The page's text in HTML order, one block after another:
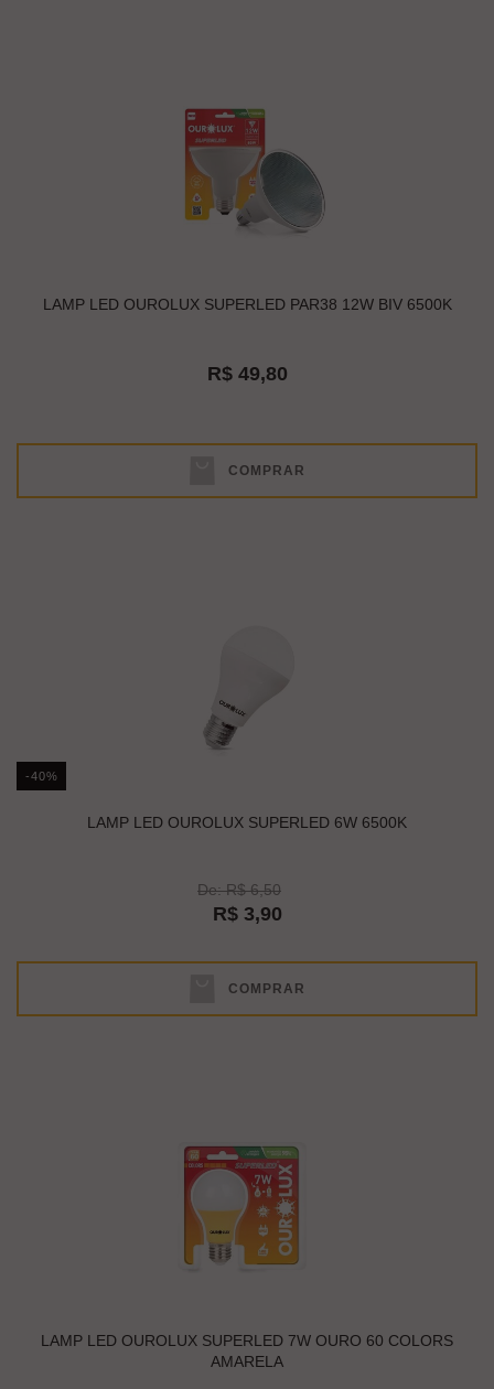
LAMP LED OUROLUX SUPERLED PAR38 12W BIV 6500K
R$ 49,80
COMPRAR
-40%
LAMP LED OUROLUX SUPERLED 6W 6500K
De: R$ 6,50
R$ 3,90
COMPRAR
LAMP LED OUROLUX SUPERLED 7W OURO 60 COLORS
AMARELA